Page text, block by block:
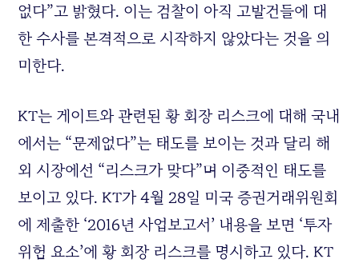
없다”고 밝혔다. 이는 검찰이 아직 고발건들에 대
한 수사를 본격적으로 시작하지 않았다는 것을 의
미한다.
KT는 게이트와 관련된 황 회장 리스크에 대해 국내
에서는 “문제없다”는 태도를 보이는 것과 달리 해
외 시장에선 “리스크가 맞다”며 이중적인 태도를
보이고 있다.KT가 4월 28일 미국 증권거래위원회
에 제출한 ‘2016년 사업보고서’ 내용을 보면 ‘투자
위험 요소’에 황 회장 리스크를 명시하고 있다.KT